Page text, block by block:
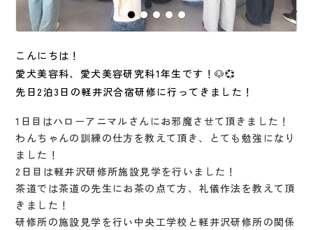
こんにちは！
愛犬美容科、愛犬美容研究科1年生です！🐶💞
先日2泊3日の軽井沢合宿研修に行ってきました！
1日目はハローアニマルさんにお邪魔させて頂きました！
わんちゃんの訓練の仕方を教えて頂き、とても勉強になり
ました！
2日目は軽井沢研修所施設見学を行いました！
茶道では茶道の先生にお茶の点て方、礼儀作法を教えて頂
きました！
研修所の施設見学を行い中央工学校と軽井沢研修所の関係